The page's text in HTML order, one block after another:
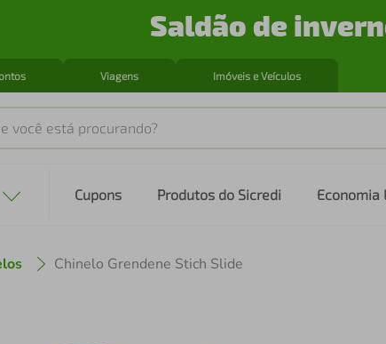
Saldão de
Viagens Imóveis e Veículos
está procurando?
Cupons Produtos do Sicredi Economia
Chinelo Grendene Stich Slide